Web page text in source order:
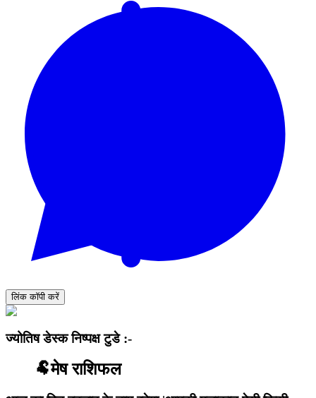
लिंक कॉपी करें
ज्योतिष डेस्क निष्पक्ष टुडे :-
🐏मेष राशिफल